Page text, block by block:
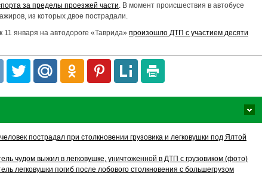
за пределы проезжей части. В момент происшествия в автобусе
из которых двое пострадали.
11 января на автодороге «Таврида» произошло ДТП с участием десяти
пострадал при столкновении грузовика и легковушки под Ялтой
чудом выжил в легковушке, уничтоженной в ДТП с грузовиком (фото)
легковушки погиб после лобового столкновения с большегрузом